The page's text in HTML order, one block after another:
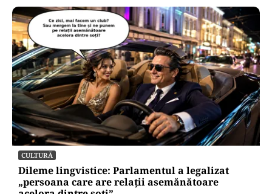
CULTURĂ
Dileme lingvistice: Parlamentul a legalizat
„persoana care are relații asemănătoare